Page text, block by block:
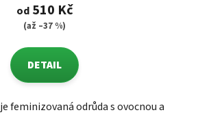
od510 Kč
(až –37 %)
DETAIL
feminizovaná odrůda s ovocnou a